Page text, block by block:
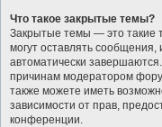
Что такое закрытые темы?
Закрытые темы — это такие
могут оставлять
автоматически
причинам модератором
также можете иметь
зависимости от прав,
конференции.